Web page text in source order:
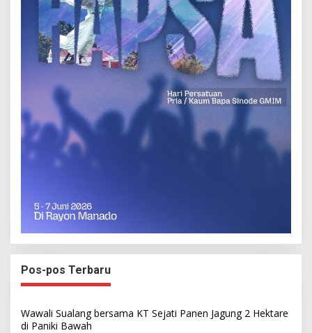
Pos-pos Terbaru
Wawali Sualang bersama KT Sejati Panen Jagung 2 Hektare
di Paniki Bawah